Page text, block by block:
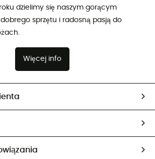
dzielimy się naszym gorącym
sprzętu i radosną pasją do
Więcej info
środków